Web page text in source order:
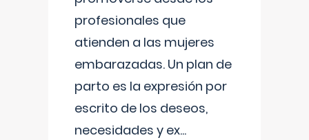
profesionales que
atienden a las mujeres
embarazadas. Un plan de
parto es la expresión por
escrito de los deseos,
necesidades y ex...